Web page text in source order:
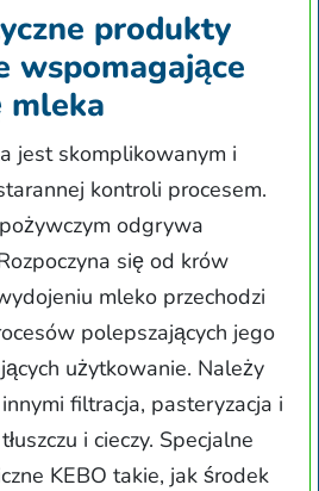
produkty
wspomagające
mleka
jest skomplikowanym i
kontroli procesem.
odgrywa
się od krów
mleko przechodzi
polepszających jego
użytkowanie. Należy
filtracja, pasteryzacja i
i cieczy. Specjalne
KEBO takie, jak środek